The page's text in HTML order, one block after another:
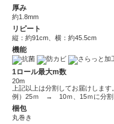
厚み
約1.8mm
リピート
縦：約91cm、横：約45.5cm
機能
1ロール最大m数
20m
上記以上は分割してお届けしま
例）25ｍ → 10ｍ、15ｍに分割
梱包
丸巻き